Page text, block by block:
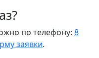
по телефону: 8
заявки.